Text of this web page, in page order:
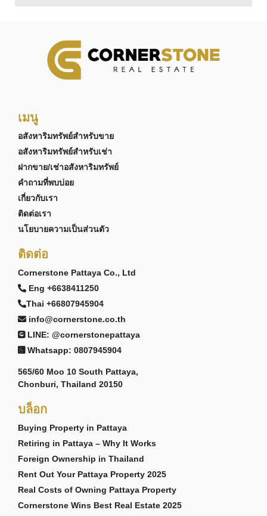
เมนู
อสังหาริมทรัพย์สำหรับขาย
อสังหาริมทรัพย์สำหรับเช่า
ฝากขาย/เช่าอสังหาริมทรัพย์
คำถามที่พบบ่อย
เกี่ยวกับเรา
ติดต่อเรา
นโยบายความเป็นส่วนตัว
ติดต่อ
Cornerstone Pattaya Co., Ltd
Eng +6638411250
Thai +66807945904
info@cornerstone.co.th
LINE: @cornerstonepattaya
Whatsapp: 0807945904
565/60 Moo 10 South Pattaya,
Chonburi, Thailand 20150
บล็อก
Buying Property in Pattaya
Retiring in Pattaya – Why It Works
Foreign Ownership in Thailand
Rent Out Your Pattaya Property 2025
Real Costs of Owning Pattaya Property
Cornerstone Wins Best Real Estate 2025